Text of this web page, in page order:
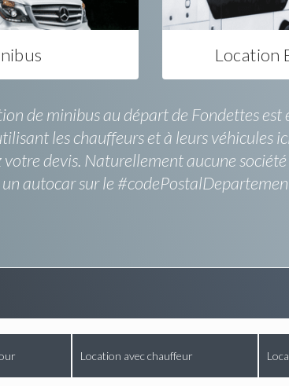
Location
de minibus au départ de Fondettes
les chauffeurs et à leurs véhicules
devis. Naturellement aucune société
autocar sur le
Location avec chauffeur